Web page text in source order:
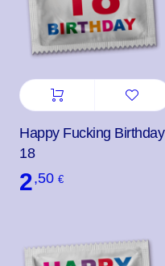
Happy Fucking Birthday
18
2,50 €